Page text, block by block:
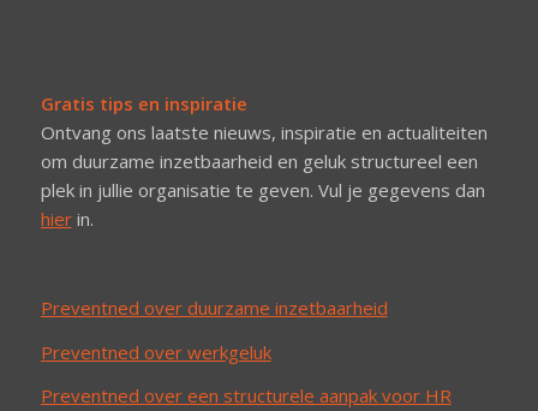
Gratis tips en inspiratie
Ontvang ons laatste nieuws, inspiratie en actualiteiten
om duurzame inzetbaarheid en geluk structureel een
plek in jullie organisatie te geven. Vul je gegevens dan
hierin.
Preventned over duurzame inzetbaarheid
Preventned over werkgeluk
Preventned over een structurele aanpak voor HR